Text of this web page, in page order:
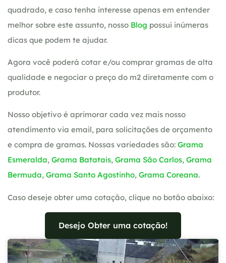
quadrado, e caso tenha interesse apenas em entender
melhor sobre este assunto, nosso Blog possui inúmeras
dicas que podem te ajudar.
Agora você poderá cotar e/ou comprar gramas de alta
qualidade e negociar o preço do m2 diretamente com o
produtor.
Nosso objetivo é aprimorar cada vez mais nosso
atendimento via email, para solicitações de orçamento
e compra de gramas. Nossas variedades são: Grama
Esmeralda, Grama Batatais, Grama São Carlos, Grama
Bermuda, Grama Santo Agostinho, Grama Coreana.
Caso deseje obter uma cotação, clique no botão abaixo:
Desejo Obter uma cotação!